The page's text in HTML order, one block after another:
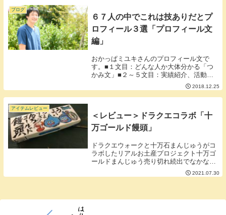
ブログ
６７人の中でこれは技ありだとプ
ロフィール３選「プロフィール文
編」
おかっぱミユキさんのプロフィール文で
す。■１文目：どんな人か大体分かる「つ
かみ文」■２～５文目：実績紹介、活動内
容を展開。■６文目：最後まで失速しない
「締めの文」プロフィールの最初は強いの
ですが終わりに向かうにつれて弱くなり失
2018.12.25
アイテムレビュー
＜レビュー＞ドラクエコラボ「十
万ゴールド饅頭」
ドラクエウォークと十万石まんじゅうがコ
ラボしたリアルお土産プロジェクト十万ゴ
ールドまんじゅう売り切れ続出でなかなか
買うことができなかったのですが今回つい
に買うことができました。うまいうますぎ
2021.07.30